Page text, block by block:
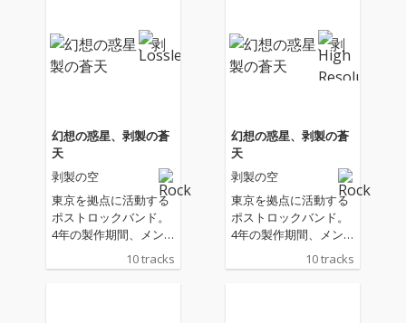
幻想の惑星、剥製の蒼
天
剥製の空
東京を拠点に活動する
ポストロックバンド。
4年の製作期間、メン
バーの離散と再集結を
経て、1st フルアルバ
10 tracks
幻想の惑星、剥製の蒼
天
剥製の空
東京を拠点に活動する
ポストロックバンド。
4年の製作期間、メン
バーの離散と再集結を
経て、1st フルアルバ
10 tracks